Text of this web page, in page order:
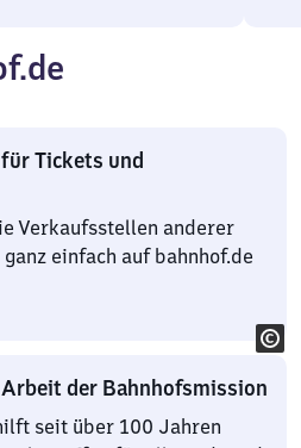
Tickets und
Verkaufsstellen anderer
einfach auf bahnhof.de
der Bahnhofsmission
seit über 100 Jahren